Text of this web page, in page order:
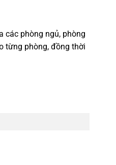
các phòng ngủ, phòng
từng phòng, đồng thời